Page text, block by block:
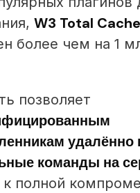
W3 Total Cache
более чем на 1
позволяет
удалённо
команды на
полной